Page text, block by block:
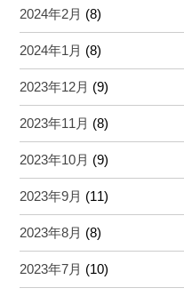
2024年2月 (8)
2024年1月 (8)
2023年12月 (9)
2023年11月 (8)
2023年10月 (9)
2023年9月 (11)
2023年8月 (8)
2023年7月 (10)